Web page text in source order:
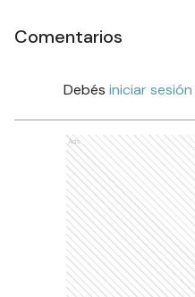
Comentarios
Debés iniciar sesión
Ads